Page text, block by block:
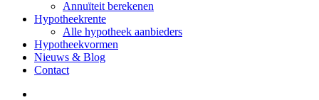
Annuïteit berekenen
Hypotheekrente
Alle hypotheek aanbieders
Hypotheekvormen
Nieuws & Blog
Contact